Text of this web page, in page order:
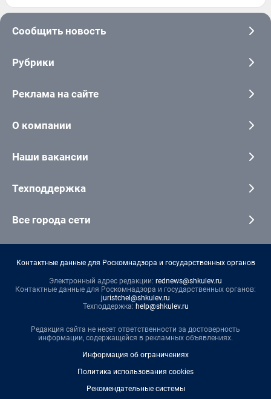
Сообщить новость
Рубрики
Реклама на сайте
О компании
Наши вакансии
Техподдержка
Все города сети
Контактные данные для Роскомнадзора и государственных органов
Электронный адрес редакции: rednews@shkulev.ru
Контактные данные для Роскомнадзора и государственных органов:
juristchel@shkulev.ru
Техподдержка: help@shkulev.ru
Редакция сайта не несет ответственности за достоверность
информации, содержащейся в рекламных объявлениях.
Информация об ограничениях
Политика использования cookies
Рекомендательные системы